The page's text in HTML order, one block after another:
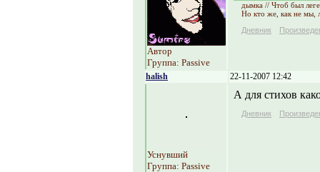
Автор
Группа: Passive
дымка // Чтоб был
Но кто же, как не мы,
Дневник
halish 22-11-2007 12:42
Уснувший
Группа: Passive
А для стихов
Дневник